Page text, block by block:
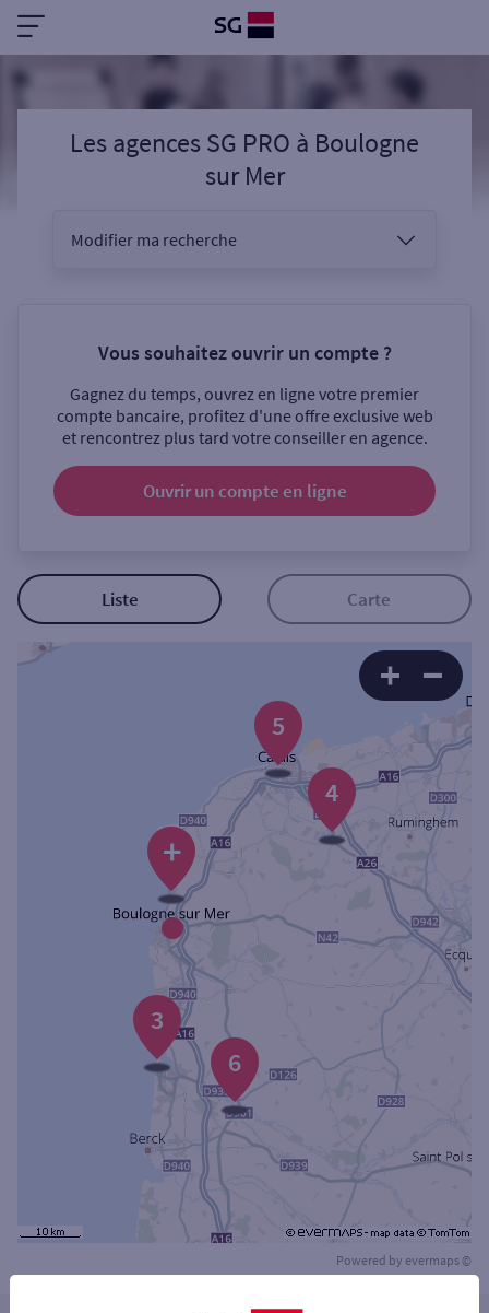
Les agences SG PRO à Boulogne
sur Mer
Modifier ma recherche
Sélectionnez votre recherche
Ouverte le samedi
Coffre-fort
Vous souhaitez ouvrir un compte ?
Gagnez du temps, ouvrez en ligne votre premier
compte bancaire, profitez d'une offre exclusive web
et rencontrez plus tard votre conseiller en agence.
Ouvrir un compte en ligne
Liste Carte
6
5
4
3
+
Powered by evermaps ©